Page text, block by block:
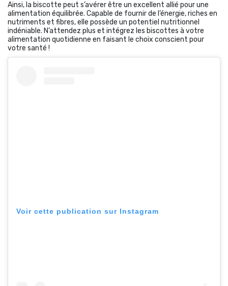
Ainsi, la biscotte peut s’avérer être un excellent allié pour une
alimentation équilibrée. Capable de fournir de l’énergie, riches en
nutriments et fibres, elle possède un potentiel nutritionnel
indéniable. N’attendez plus et intégrez les biscottes à votre
alimentation quotidienne en faisant le choix conscient pour
votre santé !
Voir cette publication sur Instagram